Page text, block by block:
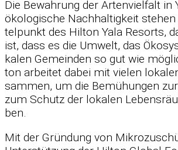
Die Be­wah­rung der Ar­ten­viel­falt in
öko­lo­gi­sche Nach­hal­tig­keit
tel­punkt des Hil­ton Yala Re­sorts,
ist, dass es die Um­welt, das
ka­len Ge­mein­den so gut wie
ton ar­bei­tet da­bei mit vie­len
sam­men, um die Be­mü­hun­gen
zum Schutz der lo­ka­len
ben.
Mit der Grün­dung von